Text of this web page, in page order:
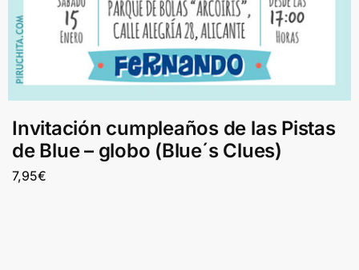
Invitación cumpleaños de las Pistas
de Blue – globo (Blue´s Clues)
7,95€